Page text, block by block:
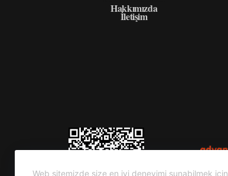
Web sitemizde size en iyi deneyimi sunabilmek için
Hakkımızda
İletişim